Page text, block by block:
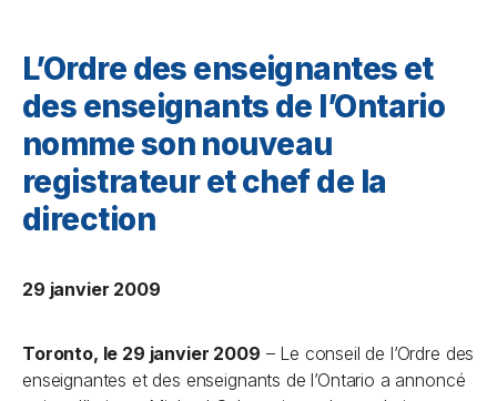
L’Ordre des enseignantes et
des enseignants de l’Ontario
nomme son nouveau
registrateur et chef de la
direction
29 janvier 2009
Toronto, le 29 janvier 2009 – Le conseil de l’Ordre des
enseignantes et des enseignants de l’Ontario a annoncé